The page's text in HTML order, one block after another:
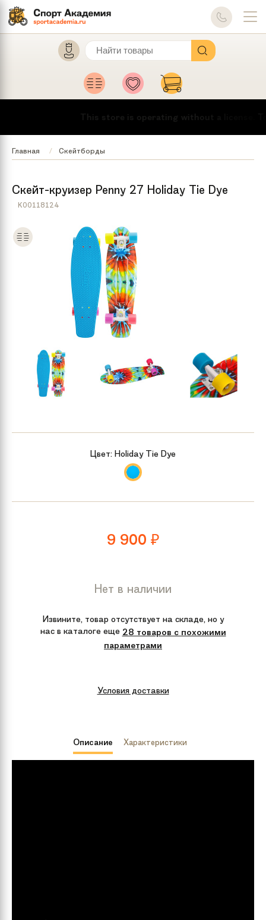
This store is operating without a license.
Главная Скейтборды
Скейт-круизер Penny 27 Holiday Tie Dye
K00118124
9 900 ₽
Нет в наличии
Извините, товар отсутствует на складе, но у
нас в каталоге еще 28 товаров с похожими
параметрами
Цвет: Holiday Tie Dye
Условия доставки
Описание Характеристики